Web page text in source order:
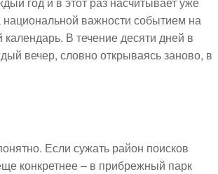
национальной важности событием на
календарь. В течение десяти дней в
вечер, словно открываясь заново, в
Если сужать район поисков
конкретнее – в прибрежный парк